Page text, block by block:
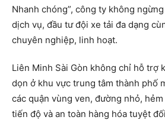
Nhanh chóng”, công ty không
dịch vụ, đầu tư đội xe tải đa dạng
chuyên nghiệp, linh hoạt.
Liên Minh Sài Gòn không chỉ hỗ trợ
dọn ở khu vực trung tâm thành phố
các quận vùng ven, đường nhỏ,
tiến độ và an toàn hàng hóa tuyệt